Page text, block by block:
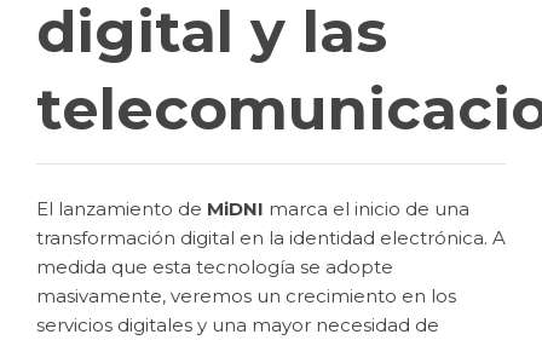
digital y las
El lanzamiento de MiDNI marca el inicio de una
transformación digital en la identidad electrónica. A
medida que esta tecnología se adopte
masivamente, veremos un crecimiento en los
servicios digitales y una mayor necesidad de